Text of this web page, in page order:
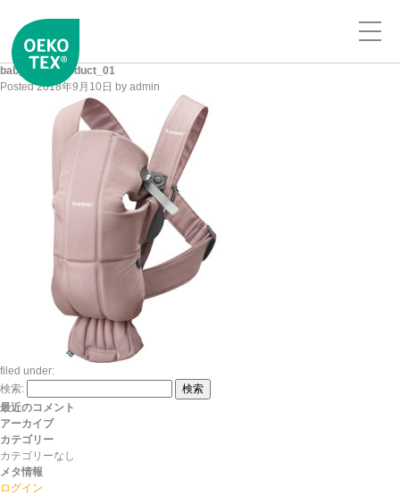
babybjorn_product_01
Posted2018年9月10日 by admin
filed under:
検索:
検索
最近のコメント
アーカイブ
カテゴリー
カテゴリーなし
メタ情報
ログイン